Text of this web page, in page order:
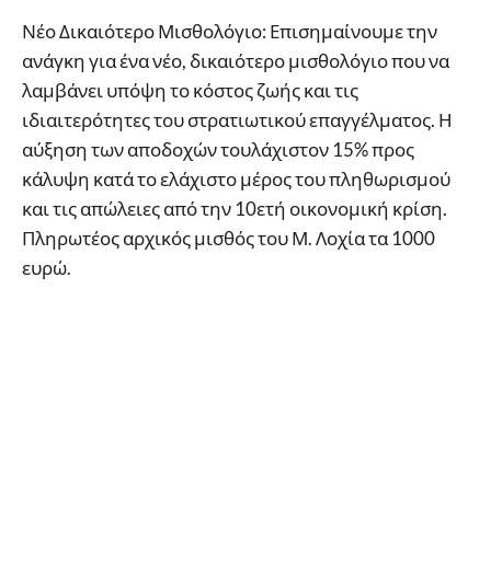
Νέο Δικαιότερο Μισθολόγιο: Επισημαίνουμε την
ανάγκη για ένα νέο, δικαιότερο μισθολόγιο που να
λαμβάνει υπόψη το κόστος ζωής και τις
ιδιαιτερότητες του στρατιωτικού επαγγέλματος. Η
αύξηση των αποδοχών τουλάχιστον 15% προς
κάλυψη κατά το ελάχιστο μέρος του πληθωρισμού
και τις απώλειες από την 10ετή οικονομική κρίση.
Πληρωτέος αρχικός μισθός του Μ. Λοχία τα 1000
ευρώ.